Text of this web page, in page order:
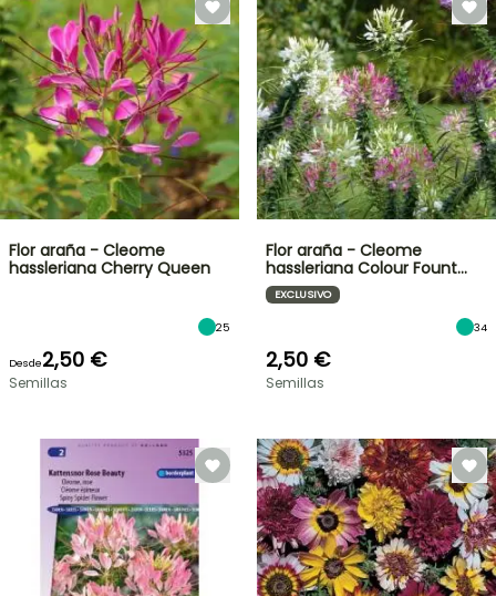
Flor araña - Cleome
hassleriana Cherry Queen
25
Desde2,50 €
Semillas
Flor araña - Cleome
hassleriana Colour Fount…
EXCLUSIVO
34
2,50 €
Semillas